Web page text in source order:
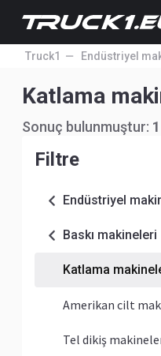
Truck1 Endüstriyel
Katlama
Sonuç bulunmuştur: 1
Filtre
Endüstriyel
Baskı makineleri
Katlama
Amerikan cilt
Tel dikiş